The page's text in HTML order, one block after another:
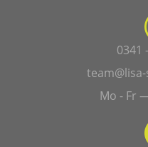
0341
Mo - Fr